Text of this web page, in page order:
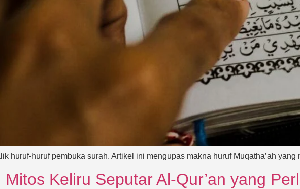
huruf-huruf pembuka surah. Artikel ini mengupas makna huruf Muqatha’ah
Keliru Seputar Al-Qur’an yang